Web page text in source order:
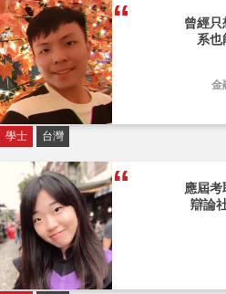
曾經只
系也
金
學士 台灣
應屆考
辯論